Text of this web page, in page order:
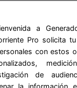
pérdidas
y
eléctrica no
a
Pro solicita
con estos
de
la información